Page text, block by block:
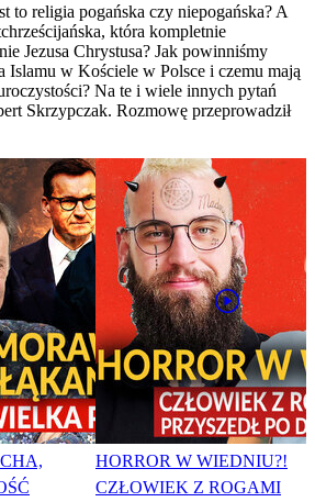
to religia pogańska czy niepogańska? A
która kompletnie
Jezusa Chrystusa? Jak powinniśmy
Islamu w Kościele w Polsce i czemu mają
Na te i wiele innych pytań
Skrzypczak. Rozmowę przeprowadził
HORROR W WIEDNIU?!
CZŁOWIEK Z ROGAMI